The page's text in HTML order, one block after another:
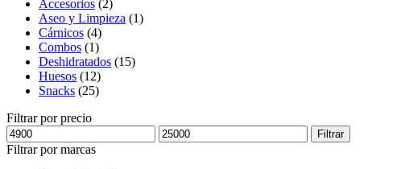
Accesorios (2)
Aseo y Limpieza (1)
Cárnicos (4)
Combos (1)
Deshidratados (15)
Huesos (12)
Snacks (25)
Filtrar por precio
Filtrar
Filtrar por marcas